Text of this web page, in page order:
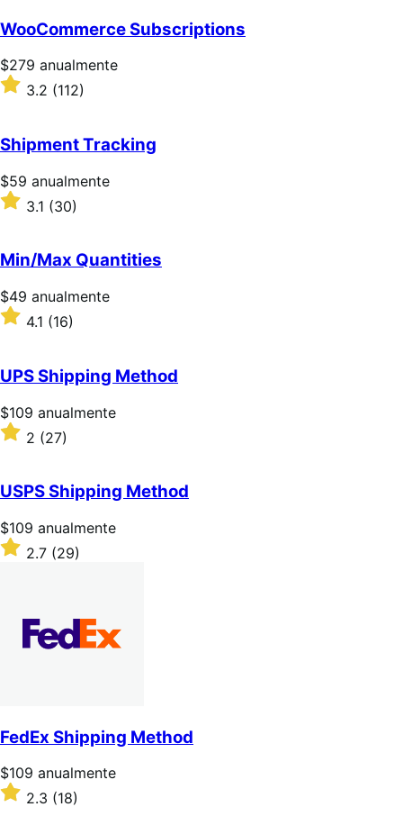
5
estrellas
WooCommerce Subscriptions
Precio:
$279/anualmente
$279 anualmente
Valoración:
5
estrellas
3.2 (112)
Shipment Tracking
Precio:
$59/anualmente
$59 anualmente
Valoración:
3.1
5
estrellas
3.1 (30)
Min/Max Quantities
Precio:
$49/anualmente
$49 anualmente
Valoración:
5
estrellas
4.1 (16)
UPS Shipping Method
Precio:
$109/anualmente
$109 anualmente
Valoración:
2
5
estrellas
2 (27)
USPS Shipping Method
Precio:
$109/anualmente
$109 anualmente
Valoración:
estrellas
2.7 (29)
FedEx Shipping Method
Precio:
$109/anualmente
$109 anualmente
Valoración:
2.3 (18)